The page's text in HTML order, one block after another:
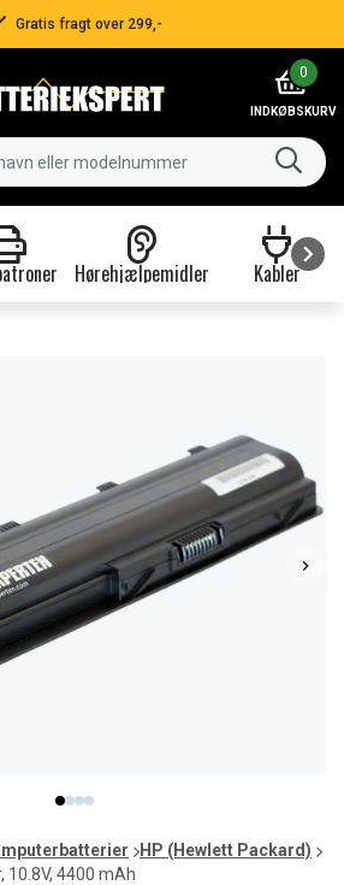
Gratis fragt over 299,-
0
INDKØBSKURV
Hørehjælpemidler Kabler
item
0
item
1
item
2
item
3
HP (Hewlett Packard)
10.8V, 4400 mAh